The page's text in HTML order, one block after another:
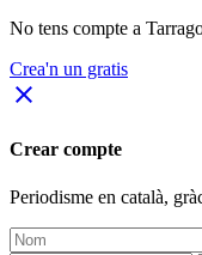
No tens compte a
Crea'n un gratis
close
Crear compte
Periodisme en català,